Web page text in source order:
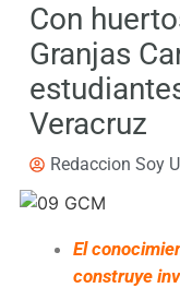
Con
Granjas
Veracruz
Redaccion Soy
El
construye